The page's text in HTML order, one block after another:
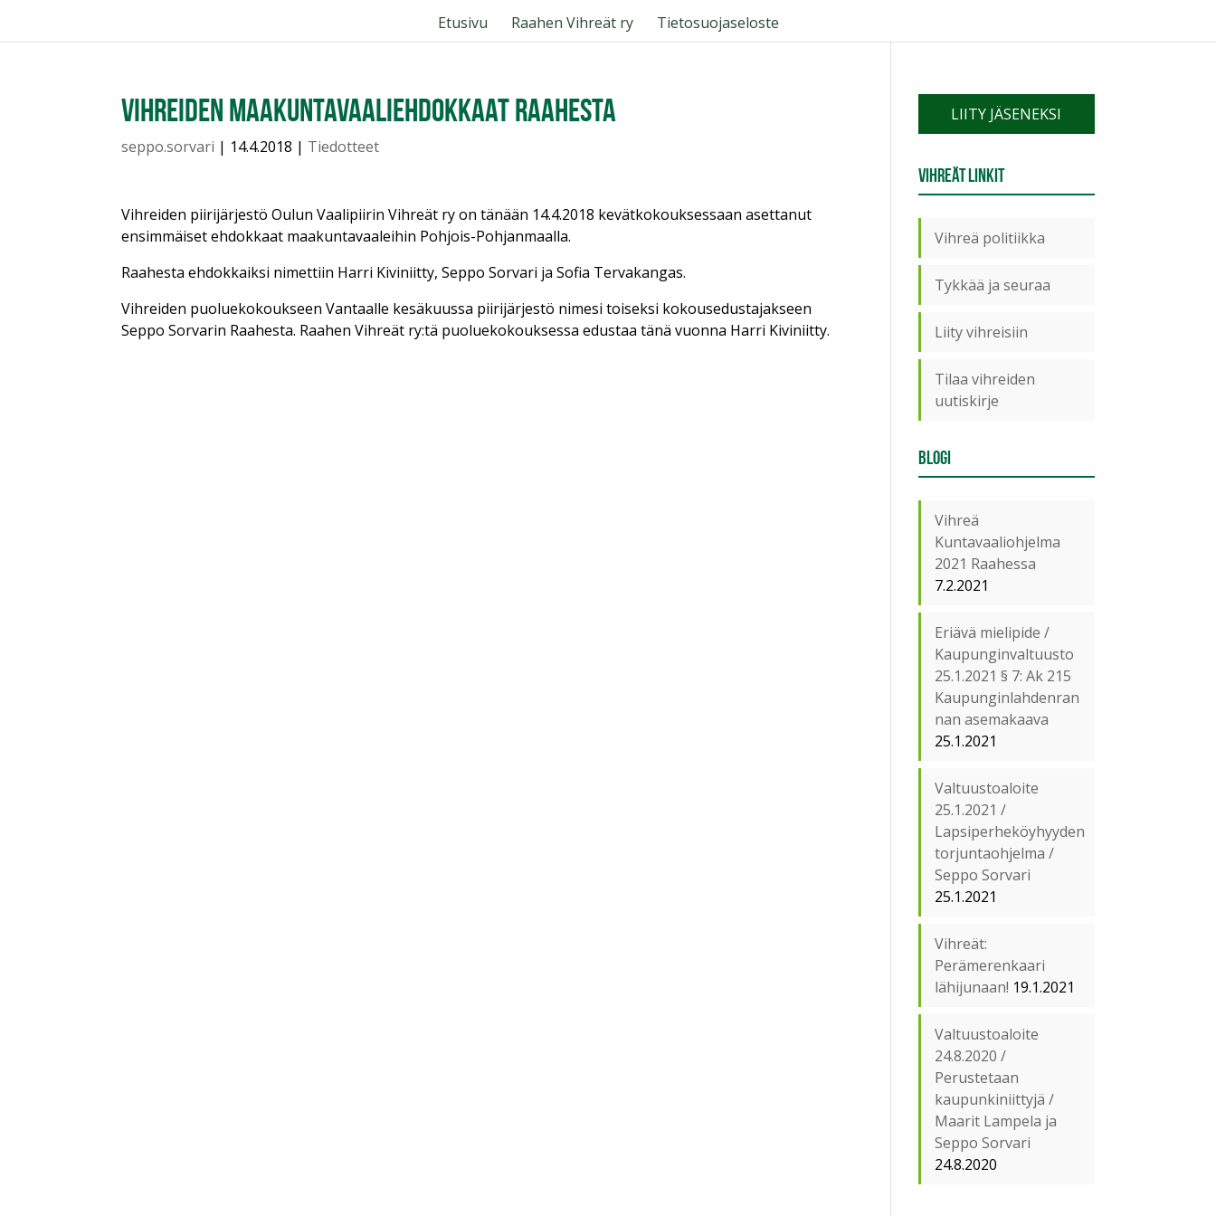
Etusivu Raahen Vihreät ry Tietosuojaseloste
Vihreiden maakuntavaaliehdokkaat Raahesta
seppo.sorvari | 14.4.2018 | Tiedotteet
Vihreiden piirijärjestö Oulun Vaalipiirin Vihreät ry on tänään 14.4.2018 kevätkokouksessaan asettanut
ensimmäiset ehdokkaat maakuntavaaleihin Pohjois-Pohjanmaalla.
Raahesta ehdokkaiksi nimettiin Harri Kiviniitty, Seppo Sorvari ja Sofia Tervakangas.
Vihreiden puoluekokoukseen Vantaalle kesäkuussa piirijärjestö nimesi toiseksi kokousedustajakseen
Seppo Sorvarin Raahesta. Raahen Vihreät ry:tä puoluekokouksessa edustaa tänä vuonna Harri Kiviniitty.
LIITY JÄSENEKSI
Vihreät linkit
Vihreä politiikka
Tykkää ja seuraa
Liity vihreisiin
Tilaa vihreiden
uutiskirje
Blogi
Vihreä
Kuntavaaliohjelma
2021 Raahessa
7.2.2021
Eriävä mielipide /
Kaupunginvaltuusto
25.1.2021 § 7: Ak 215
Kaupunginlahdenran
nan asemakaava
25.1.2021
Valtuustoaloite
25.1.2021 /
Lapsiperheköyhyyden
torjuntaohjelma /
Seppo Sorvari
25.1.2021
Vihreät:
Perämerenkaari
lähijunaan! 19.1.2021
Valtuustoaloite
24.8.2020 /
Perustetaan
kaupunkiniittyjä /
Maarit Lampela ja
Seppo Sorvari
24.8.2020